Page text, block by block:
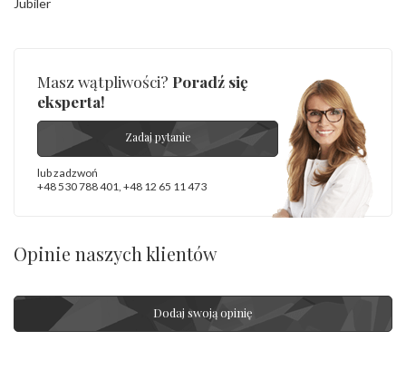
Masz wątpliwości? Poradź się
eksperta!
Zadaj pytanie
lub zadzwoń
+48 530 788 401 +48 12 65 11 473
Opinie naszych klientów
Dodaj swoją opinię